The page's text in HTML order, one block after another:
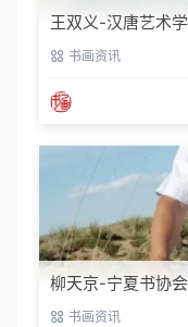
王双义-汉唐艺术
书画资讯
柳天京-宁夏书协
书画资讯